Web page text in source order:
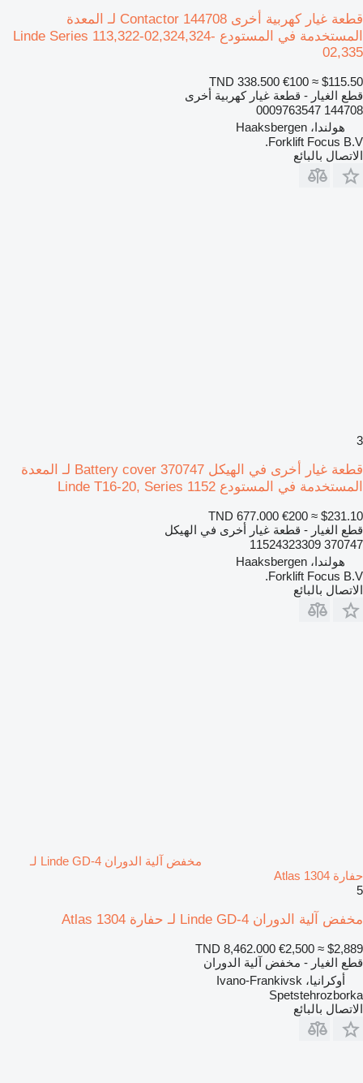
قطعة غيار كهربية أخرى Contactor 144708 لـ المعدة
المستخدمة في المستودع Linde Series 113,322-02,324,324-
02,335
TND 338.500 €100 ≈ $115.50
قطع الغيار - قطعة غيار كهربية أخرى
144708 0009763547
هولندا، Haaksbergen
Forklift Focus B.V.
الاتصال بالبائع
3
قطعة غيار أخرى في الهيكل Battery cover 370747 لـ المعدة
المستخدمة في المستودع Linde T16-20, Series 1152
TND 677.000 €200 ≈ $231.10
قطع الغيار - قطعة غيار أخرى في الهيكل
370747 11524323309
هولندا، Haaksbergen
Forklift Focus B.V.
الاتصال بالبائع
مخفض آلية الدوران Linde GD-4 لـ
حفارة Atlas 1304
5
مخفض آلية الدوران Linde GD-4 لـ حفارة Atlas 1304
TND 8,462.000 €2,500 ≈ $2,889
قطع الغيار - مخفض آلية الدوران
أوكرانيا، Ivano-Frankivsk
Spetstehrozborka
الاتصال بالبائع